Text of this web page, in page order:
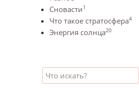
Сновасти1
Что такое стратосфера4
Энергия солнца20